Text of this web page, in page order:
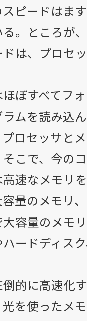
ピードはま
。ところが
は、プロセ
ぼすべてフ
ムを読み込
ロセッサと
こで、今の
速なメモリ
量のメモリ
容量のメモ
ードディス
的に高速化
を使ったメ